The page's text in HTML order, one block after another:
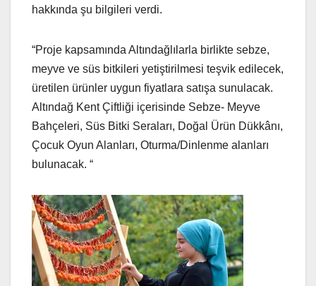
hakkında şu bilgileri verdi.
“Proje kapsamında Altındağlılarla birlikte sebze,
meyve ve süs bitkileri yetiştirilmesi teşvik edilecek,
üretilen ürünler uygun fiyatlara satışa sunulacak.
Altındağ Kent Çiftliği içerisinde Sebze- Meyve
Bahçeleri, Süs Bitki Seraları, Doğal Ürün Dükkânı,
Çocuk Oyun Alanları, Oturma/Dinlenme alanları
bulunacak. “